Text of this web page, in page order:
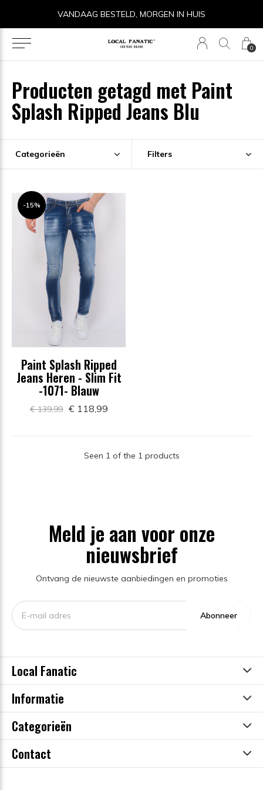
0
VANDAAG BESTELD, MORGEN IN HUIS
Producten getagd met Paint
Splash Ripped Jeans Blu
Categorieën Filters
-15%
Paint Splash Ripped
Jeans Heren - Slim Fit
-1071- Blauw
€ 139,99 € 118,99
Seen 1 of the 1 products
Meld je aan voor onze
nieuwsbrief
Ontvang de nieuwste aanbiedingen en promoties
Abonneer
Local Fanatic
Informatie
Categorieën
Contact